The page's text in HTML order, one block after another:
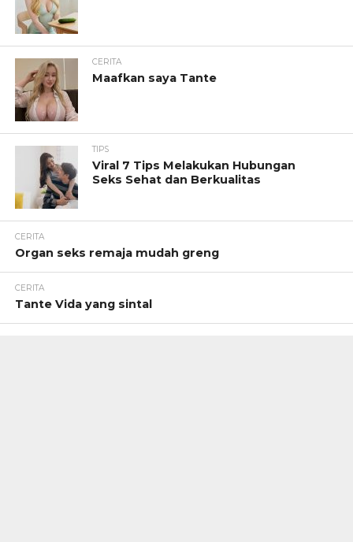
CERITA
Maafkan saya Tante
TIPS
Viral 7 Tips Melakukan Hubungan
Seks Sehat dan Berkualitas
CERITA
Organ seks remaja mudah greng
CERITA
Tante Vida yang sintal